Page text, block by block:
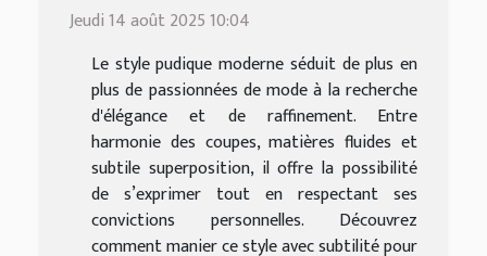
Jeudi 14 août 2025 10:04
Le style pudique moderne séduit de plus en
plus de passionnées de mode à la recherche
d'élégance et de raffinement. Entre
harmonie des coupes, matières fluides et
subtile superposition, il offre la possibilité
de s’exprimer tout en respectant ses
convictions personnelles. Découvrez
comment manier ce style avec subtilité pour